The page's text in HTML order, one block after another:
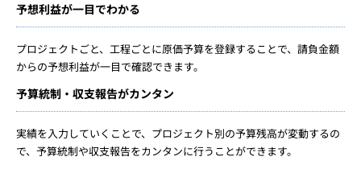
予想利益が一目でわかる
プロジェクトごと、工程ごとに原価予算を登録することで、請負金額
からの予想利益が一目で確認できます。
予算統制・収支報告がカンタン
実績を入力していくことで、プロジェクト別の予算残高が変動するの
で、予算統制や収支報告をカンタンに行うことができます。